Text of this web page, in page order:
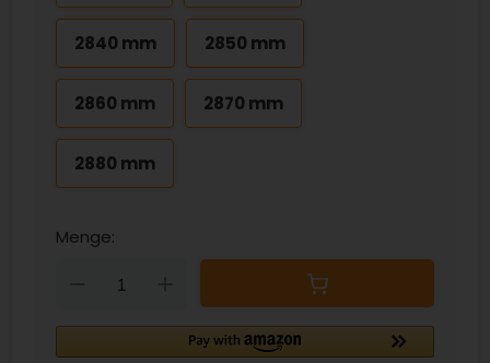
2840 mm 2850 mm
2860 mm 2870 mm
2880 mm
Menge:
Down